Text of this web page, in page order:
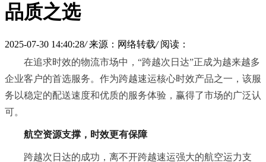
品质之选
2025-07-30 14:40:28/ 来源：网络转载/ 阅读：
在追求时效的物流市场中， “跨越次日达”正成为越来越多
企业客户的首选服务。作为跨越速运核心时效产品之一，该服
务以稳定的配送速度和优质的服务体验，赢得了市场的广泛认
可。
航空资源支撑，时效更有保障
跨越次日达的成功，离不开跨越速运强大的航空运力支